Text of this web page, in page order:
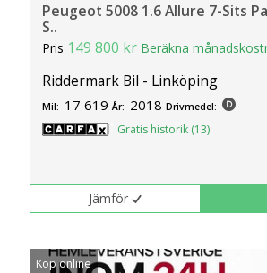
Peugeot 5008 1.6 Allure 7-Sits
S..
Pris 149 800 kr Beräkna
Riddermark Bil - Linköping
Mil: 17 619 År: 2018 Drivmedel:
Gratis historik (13)
Jämför
Köp online